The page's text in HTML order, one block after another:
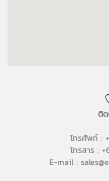
ติด
โทรศัพท์ :
โทรสาร :
E-mail :